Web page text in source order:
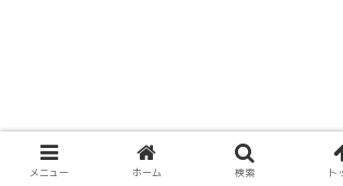
メニュー ホーム 検索 ト